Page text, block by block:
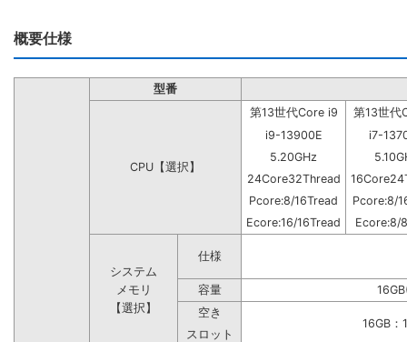
概要仕様
型番
CPU【選択】
第13世代Core i9
第13世代
i9-13900E
i7-
5.20GHz
24Core32Thread
Pcore:8/16Tread
Pcore:8/
Ecore:16/16Tread
Ecore:8/
システム
メモリ
【選択】
仕様
容量
空き
16GB
スロット